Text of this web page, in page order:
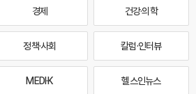
경제 건강·의학
정책·사회 칼럼·인터뷰
MEDI·K 헬스인뉴스